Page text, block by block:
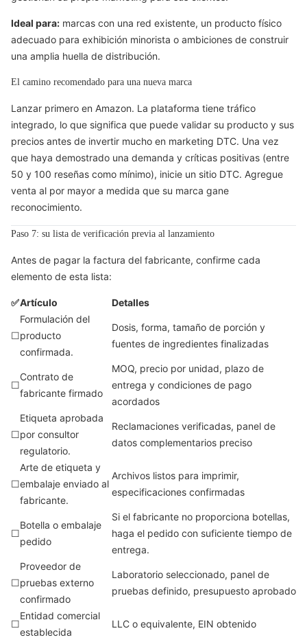
Ideal para: marcas con una red existente, un producto físico
adecuado para exhibición minorista o ambiciones de construir
una amplia huella de distribución.
El camino recomendado para una nueva marca
Lanzar primero en Amazon. La plataforma tiene tráfico
integrado, lo que significa que puede validar su producto y sus
precios antes de invertir mucho en marketing DTC. Una vez
que haya demostrado una demanda y críticas positivas (entre
50 y 100 reseñas como mínimo), inicie un sitio DTC. Agregue
venta al por mayor a medida que su marca gane
reconocimiento.
Paso 7: su lista de verificación previa al lanzamiento
Antes de pagar la factura del fabricante, confirme cada
elemento de esta lista:
✅Artículo Detalles
☐
Formulación del
producto
confirmada.
Dosis, forma, tamaño de porción y
fuentes de ingredientes finalizadas
☐
Contrato de
fabricante firmado
MOQ, precio por unidad, plazo de
entrega y condiciones de pago
acordados
☐
Etiqueta aprobada
por consultor
regulatorio.
Reclamaciones verificadas, panel de
datos complementarios preciso
☐
Arte de etiqueta y
embalaje enviado al
fabricante.
Archivos listos para imprimir,
especificaciones confirmadas
☐
Botella o embalaje
pedido
Si el fabricante no proporciona botellas,
haga el pedido con suficiente tiempo de
entrega.
☐
Proveedor de
pruebas externo
confirmado
Laboratorio seleccionado, panel de
pruebas definido, presupuesto aprobado
☐
Entidad comercial
establecida
LLC o equivalente, EIN obtenido